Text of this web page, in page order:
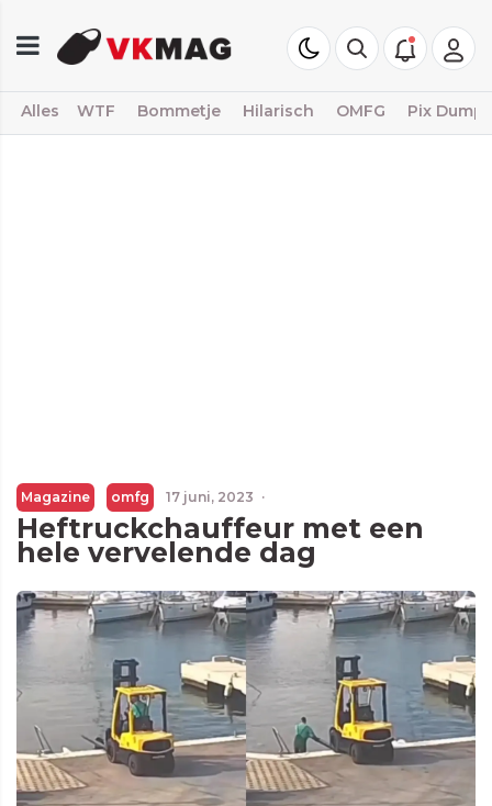
Alles WTF Bommetje Hilarisch OMFG Pix Dump
Magazine omfg 17 juni, 2023 ·
Heftruckchauffeur met een
hele vervelende dag